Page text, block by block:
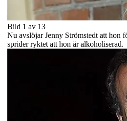
Bild 1 av 13
Nu avslöjar Jenny Strömstedt att hon
sprider ryktet att hon är alkoholiserad.